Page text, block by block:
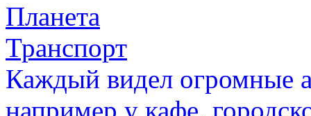
Планета
Транспорт
Каждый видел огромные
например у кафе,